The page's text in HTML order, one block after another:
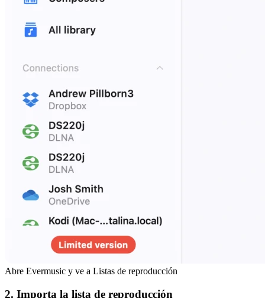
Abre Evermusic y ve a Listas de reproducción
2. Importa la lista de reproducción